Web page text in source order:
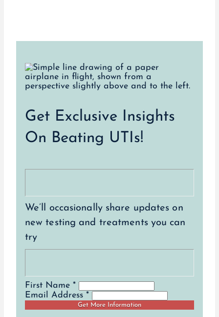
Get Exclusive Insights
On Beating UTIs!
We’ll occasionally share updates on
new testing and treatments you can
try
First Name *
Email Address *